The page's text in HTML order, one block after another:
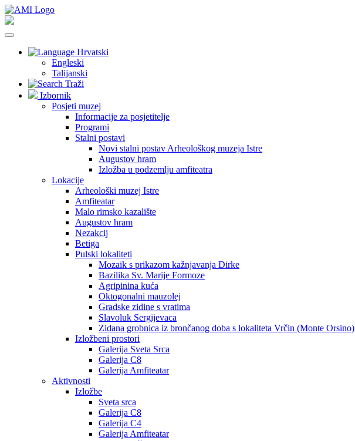
Hrvatski
Engleski
Talijanski
Traži
Izbornik
Posjeti muzej
Informacije za posjetitelje
Programi
Stalni postavi
Novi stalni postav Arheološkog muzeja Istre
Augustov hram
Izložba u podzemlju amfiteatra
Lokacije
Arheološki muzej Istre
Amfiteatar
Malo rimsko kazalište
Augustov hram
Nezakcij
Betiga
Pulski lokaliteti
Mozaik s prikazom kažnjavanja Dirke
Bazilika Sv. Marije Formoze
Agripinina kuća
Oktogonalni mauzolej
Gradske zidine s vratima
Slavoluk Sergijevaca
Zidana grobnica iz brončanog doba s lokaliteta Vrčin (Monte Orsino)
Izložbeni prostori
Galerija Sveta Srca
Galerija C8
Galerija Amfiteatar
Aktivnosti
Izložbe
Sveta srca
Galerija C8
Galerija C4
Galerija Amfiteatar